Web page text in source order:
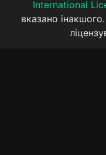
International
вказано